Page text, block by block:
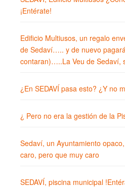
¡Entérate!
Edificio Multiusos, un regalo
de Sedaví….. y de nuevo
contaran)…..La Veu de Sedaví,
¿En SEDAVÍ pasa esto? ¿Y no
¿ Pero no era la gestión de la
Sedaví, un Ayuntamiento
caro, pero que muy caro
SEDAVÍ, piscina municipal